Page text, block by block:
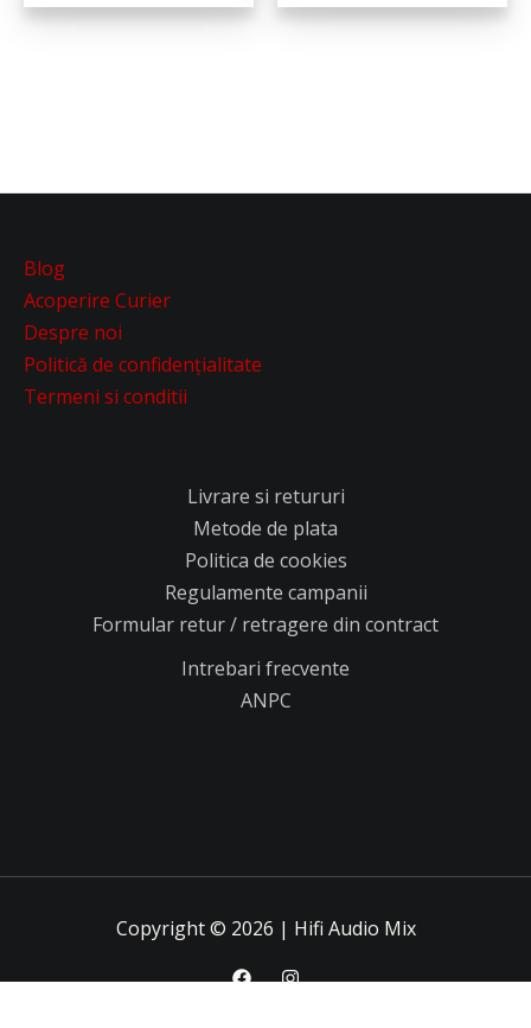
Blog
Acoperire Curier
Despre noi
Politică de confidențialitate
Termeni si conditii
Livrare si retururi
Metode de plata
Politica de cookies
Regulamente campanii
Formular retur / retragere din contract
Intrebari frecvente
ANPC
Copyright © 2026 | Hifi Audio Mix